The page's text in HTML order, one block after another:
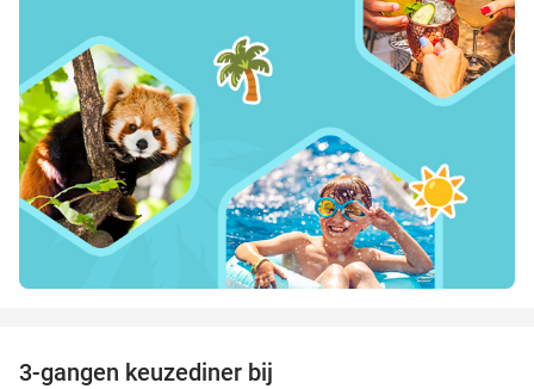
3-gangen keuzediner bij